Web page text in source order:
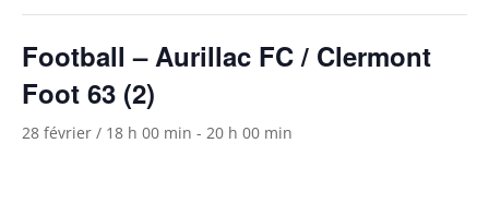
Football – Aurillac FC / Clermont
Foot 63 (2)
28 février / 18 h 00 min - 20 h 00 min